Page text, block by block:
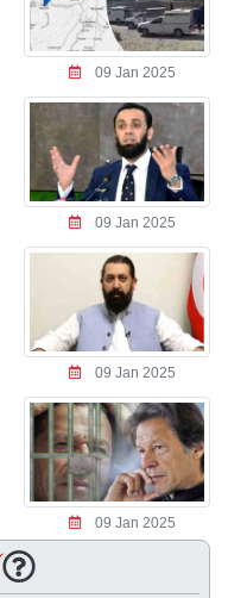
09 Jan 2025
09 Jan 2025
09 Jan 2025
09 Jan 2025